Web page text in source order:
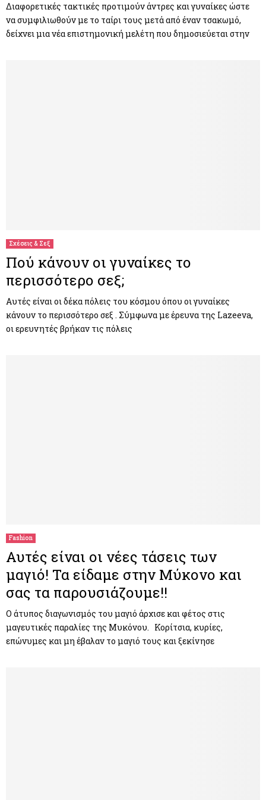
Διαφορετικές τακτικές προτιμούν άντρες και γυναίκες ώστε
να συμφιλιωθούν με το ταίρι τους μετά από έναν τσακωμό,
δείχνει μια νέα επιστημονική μελέτη που δημοσιεύεται στην
Σχέσεις & Σεξ
Πού κάνουν οι γυναίκες το
περισσότερο σεξ;
Αυτές είναι οι δέκα πόλεις του κόσμου όπου οι γυναίκες
κάνουν το περισσότερο σεξ . Σύμφωνα με έρευνα της Lazeeva,
οι ερευνητές βρήκαν τις πόλεις
Fashion
Αυτές είναι οι νέες τάσεις των
μαγιό! Τα είδαμε στην Μύκονο και
σας τα παρουσιάζουμε!!
Ο άτυπος διαγωνισμός του μαγιό άρχισε και φέτος στις
μαγευτικές παραλίες της Μυκόνου. Κορίτσια, κυρίες,
επώνυμες και μη έβαλαν το μαγιό τους και ξεκίνησε